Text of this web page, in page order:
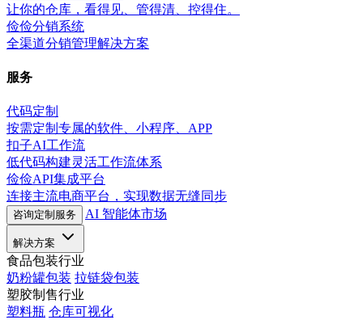
让你的仓库，看得见、管得清、控得住。
俭俭分销系统
全渠道分销管理解决方案
服务
代码定制
按需定制专属的软件、小程序、APP
扣子AI工作流
低代码构建灵活工作流体系
俭俭API集成平台
连接主流电商平台，实现数据无缝同步
咨询定制服务 AI 智能体市场
解决方案
食品包装行业
奶粉罐包装 拉链袋包装
塑胶制售行业
塑料瓶 仓库可视化